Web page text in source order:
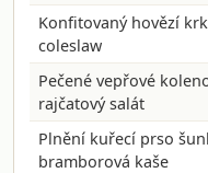
Konfitovaný hovězí
coleslaw
Pečené vepřové
rajčatový salát
Plnění kuřecí prso
bramborová kaše